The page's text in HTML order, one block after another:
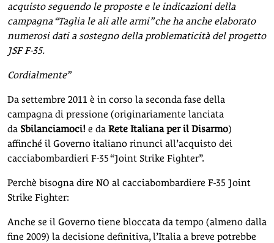
acquisto seguendo le proposte e le indicazioni della
campagna “Taglia le ali alle armi” che ha anche elaborato
numerosi dati a sostegno della problematicità del progetto
JSF F-35.
Cordialmente”
Da settembre 2011 è in corso la seconda fase della
campagna di pressione (originariamente lanciata
da Sbilanciamoci! e da Rete Italiana per il Disarmo)
affinché il Governo italiano rinunci all’acquisto dei
cacciabombardieri F-35 “Joint Strike Fighter”.
Perchè bisogna dire NO al cacciabombardiere F-35 Joint
Strike Fighter:
Anche se il Governo tiene bloccata da tempo (almeno dalla
fine 2009) la decisione definitiva, l’Italia a breve potrebbe